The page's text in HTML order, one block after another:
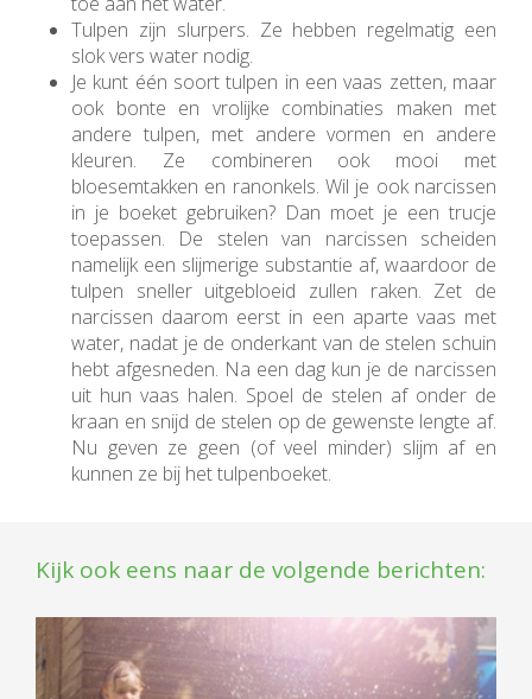
Tulpen zijn slurpers. Ze hebben regelmatig een
slok vers water nodig.
Je kunt één soort tulpen in een vaas zetten, maar
ook bonte en vrolijke combinaties maken met
andere tulpen, met andere vormen en andere
kleuren. Ze combineren ook mooi met
bloesemtakken en ranonkels. Wil je ook narcissen
in je boeket gebruiken? Dan moet je een trucje
toepassen. De stelen van narcissen scheiden
namelijk een slijmerige substantie af, waardoor de
tulpen sneller uitgebloeid zullen raken. Zet de
narcissen daarom eerst in een aparte vaas met
water, nadat je de onderkant van de stelen schuin
hebt afgesneden. Na een dag kun je de narcissen
uit hun vaas halen. Spoel de stelen af onder de
kraan en snijd de stelen op de gewenste lengte af.
Nu geven ze geen (of veel minder) slijm af en
kunnen ze bij het tulpenboeket.
Kijk ook eens naar de volgende berichten: